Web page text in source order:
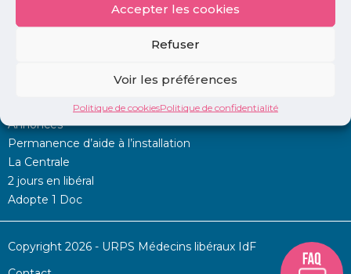
Accepter les cookies
Refuser
Voir les préférences
Politique de cookiesPolitique de confidentialité
Annonces
Permanence d’aide à l’installation
La Centrale
2 jours en libéral
Adopte 1 Doc
Copyright 2026 - URPS Médecins libéraux IdF